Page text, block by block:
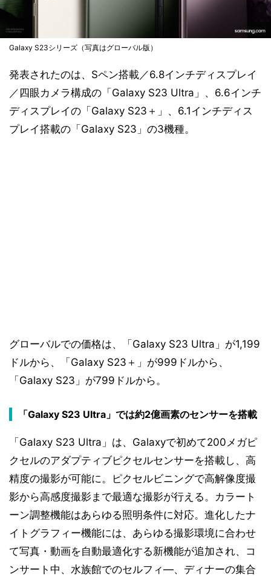
Galaxy S23シリーズ（写真はグローバル版）
発表されたのは、Sペン搭載／6.8インチディスプレイ
／四眼カメラ構成の「Galaxy S23 Ultra」、6.6インチ
ディスプレイの「Galaxy S23＋」、6.1インチディス
プレイ搭載の「Galaxy S23」の3機種。
グローバルでの価格は、「Galaxy S23 Ultra」が1,199
ドルから、「Galaxy S23＋」が999ドルから、
「Galaxy S23」が799ドルから。
「Galaxy S23 Ultra」では約2億画素のセンサーを搭載
「Galaxy S23 Ultra」は、Galaxyで初めて200メガピ
クセルのアダプティブピクセルセンサーを搭載し、高
精度の撮影が可能に。ピクセルビニングで高解像度撮
影から高感度撮影まで最適な撮影が行える。カラート
ーン調整機能はあらゆる照明条件に対応。進化したナ
イトグラフィー機能には、あらゆる撮影環境に合わせ
て写真・動画を自動最適化する新機能が追加され、コ
ンサート中、水族館でのセルフィ―、ディナーの集合